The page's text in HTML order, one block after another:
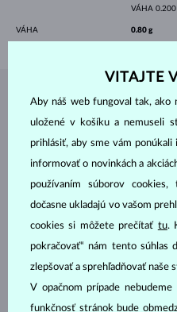
VÁHA
VÁHA 0.80 g
ŠPERKY Z
VITAJTE
Aby náš web fungoval tak, ako
uložené v košíku a nemuseli
prihlásiť, aby sme vám ponúkali
informovať o novinkách a
používaním súborov
dočasne ukladajú vo vašom
cookies si môžete prečítať tu.
pokračovať“ nám tento súhlas
zlepšovať a sprehľadňovať naše
V opačnom prípade
funkčnosť stránok bude